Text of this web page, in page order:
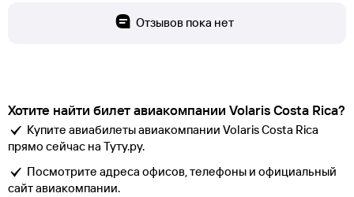
Отзывов пока нет
Хотите найти билет авиакомпании Volaris Costa Rica?
Купите авиабилеты авиакомпании Volaris Costa Rica
прямо сейчас на Туту.ру.
Посмотрите адреса офисов, телефоны и официальный
сайт авиакомпании.